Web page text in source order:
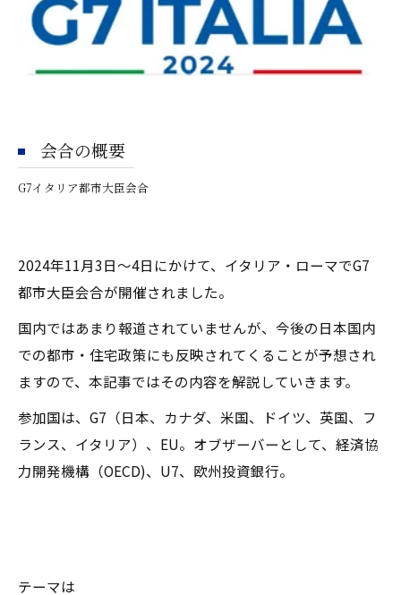
会合の概要
G7イタリア都市大臣会合
2024年11月3日～4日にかけて、イタリア・ローマでG7
都市大臣会合が開催されました。
国内ではあまり報道されていませんが、今後の日本国内
での都市・住宅政策にも反映されてくることが予想され
ますので、本記事ではその内容を解説していきます。
参加国は、G7（日本、カナダ、米国、ドイツ、英国、フ
ランス、イタリア）、EU。オブザーバーとして、経済協
力開発機構（OECD)、U7、欧州投資銀行。
テーマは